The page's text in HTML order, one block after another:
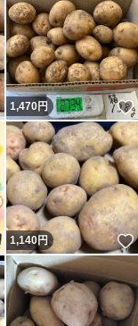
いいね！
1,470円
いいね！
1,140円